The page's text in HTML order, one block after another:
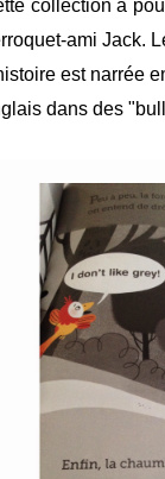
collection a
ami Jack.
est narrée
dans des